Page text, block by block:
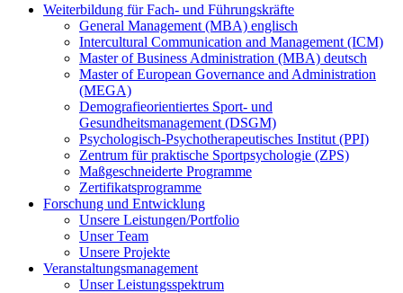
Weiterbildung für Fach- und Führungskräfte
General Management (MBA) englisch
Intercultural Communication and Management (ICM)
Master of Business Administration (MBA) deutsch
Master of European Governance and Administration
(MEGA)
Demografieorientiertes Sport- und
Gesundheitsmanagement (DSGM)
Psychologisch-Psychotherapeutisches Institut (PPI)
Zentrum für praktische Sportpsychologie (ZPS)
Maßgeschneiderte Programme
Zertifikatsprogramme
Forschung und Entwicklung
Unsere Leistungen/Portfolio
Unser Team
Unsere Projekte
Veranstaltungsmanagement
Unser Leistungsspektrum